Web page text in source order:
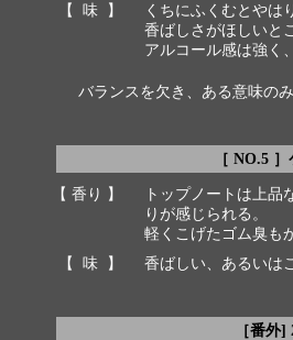
【 味 】
くちにふくむとやは
香ばしさがほしいと
アルコール感は強く
バランスを欠き、ある意味の
［ NO.5
【 香り 】
トップノートは上品
りが感じられる。
軽くこげたゴム臭も
【 味 】
香ばしい、あるいは
［番外